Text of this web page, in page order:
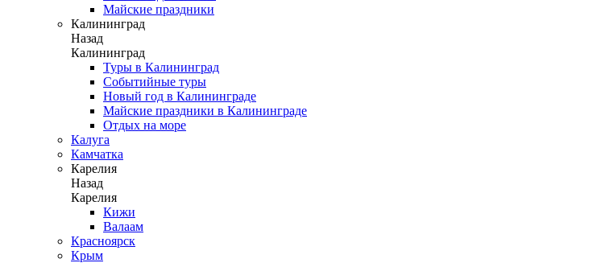
Майские праздники
Калининград
Назад
Калининград
Туры в Калининград
Событийные туры
Новый год в Калининграде
Майские праздники в Калининграде
Отдых на море
Калуга
Камчатка
Карелия
Назад
Карелия
Кижи
Валаам
Красноярск
Крым